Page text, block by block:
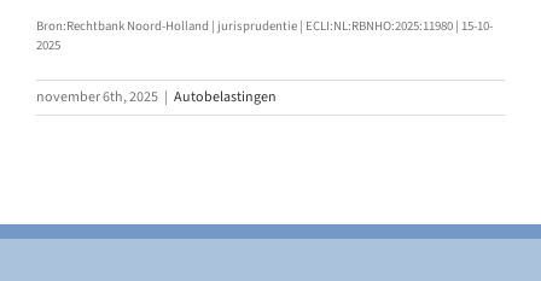
Bron:Rechtbank Noord-Holland | jurisprudentie | ECLI:NL:RBNHO:2025:11980 | 15-10-
2025
november 6th, 2025 | Autobelastingen